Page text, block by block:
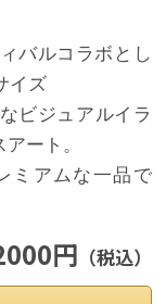
バルコラボとし
イズ
ビジュアルイラ
ート。
ミアムな一品で
円 （税込）